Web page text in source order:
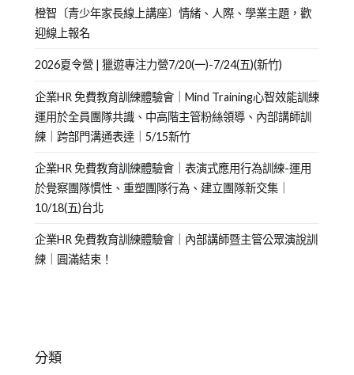
橙智〔青少年家長線上講座〕情緒、人際、學業主題，歡
迎線上報名
2026夏令營 | 獵遊專注力營7/20(一)-7/24(五)(新竹)
企業HR 免費教育訓練體驗會｜Mind Training心智效能訓練
運用於全員團隊共識、中高階主管粉絲領導、內部講師訓
練｜跨部門溝通表達｜5/15新竹
企業HR 免費教育訓練體驗會｜表演式應用行為訓練-運用
於覺察團隊慣性、重塑團隊行為、建立團隊新交集｜
10/18(五)台北
企業HR 免費教育訓練體驗會｜內部講師暨主管公眾演說訓
練｜圓滿結束！
分類